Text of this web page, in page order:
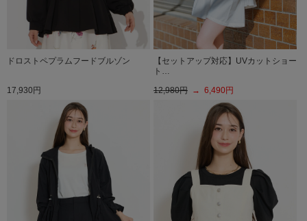
ドロストペプラムフードブルゾン
17,930円
【セットアップ対応】UVカットショー
ト…
12,980円 → 6,490円